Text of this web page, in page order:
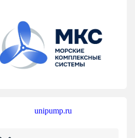
unipump.ru